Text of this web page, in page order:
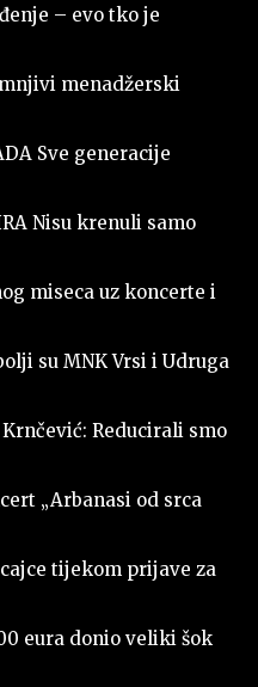
– evo tko je
menadžerski
Sve generacije
Nisu krenuli samo
miseca uz koncerte i
su MNK Vrsi i Udruga
Krnčević: Reducirali smo
„Arbanasi od srca
tijekom prijave za
eura donio veliki šok